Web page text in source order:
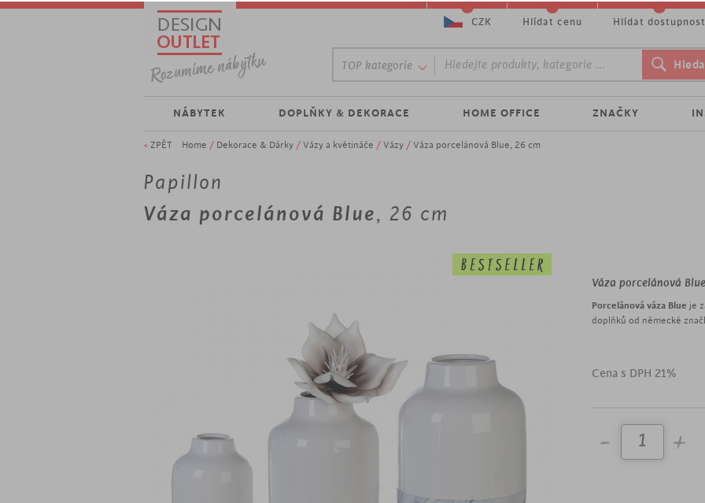
< ZPĚT Home / Dekorace & Dárky / Vázy a květináče / Vázy / Váza porcelánová Blue, 26 cm
Papillon
Váza porcelánová Blue, 26 cm
Váza porcelánová Blue
Porcelánová váza Blue je
doplňků od německé
výška 26 cm
Cena s DPH 21%
TOP kategorie
NÁBYTEK DOPLŇKY & DEKORACE HOME OFFICE ZNAČKY
CZK Hlídat cenu Hlídat dostupnost